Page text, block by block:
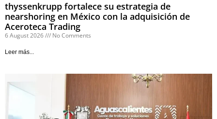
thyssenkrupp fortalece su estrategia de
nearshoring en México con la adquisición de
Aceroteca Trading
6 August 2026 No Comments
Leer más...